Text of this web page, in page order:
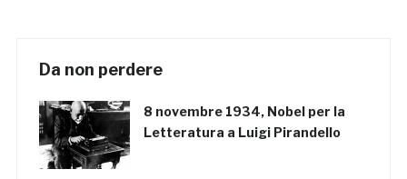
Da non perdere
8 novembre 1934, Nobel per la
Letteratura a Luigi Pirandello